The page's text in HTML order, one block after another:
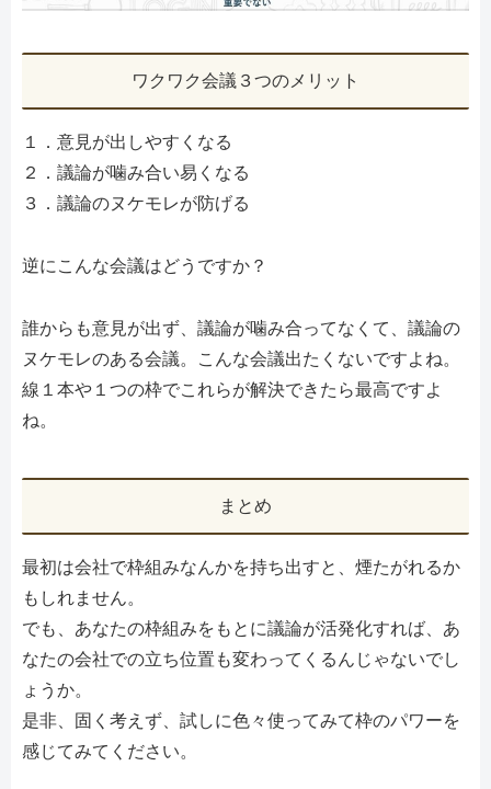
ワクワク会議３つのメリット
１．意見が出しやすくなる
２．議論が噛み合い易くなる
３．議論のヌケモレが防げる
逆にこんな会議はどうですか？
誰からも意見が出ず、議論が噛み合ってなくて、議論の
ヌケモレのある会議。こんな会議出たくないですよね。
線１本や１つの枠でこれらが解決できたら最高ですよ
ね。
まとめ
最初は会社で枠組みなんかを持ち出すと、煙たがれるか
もしれません。
でも、あなたの枠組みをもとに議論が活発化すれば、あ
なたの会社での立ち位置も変わってくるんじゃないでし
ょうか。
是非、固く考えず、試しに色々使ってみて枠のパワーを
感じてみてください。